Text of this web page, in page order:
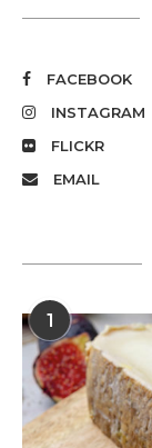
FACEBOOK
INSTAGRAM
FLICKR
EMAIL
1